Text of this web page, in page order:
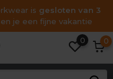
is gesloten van 3
je een fijne vakantie
0 0